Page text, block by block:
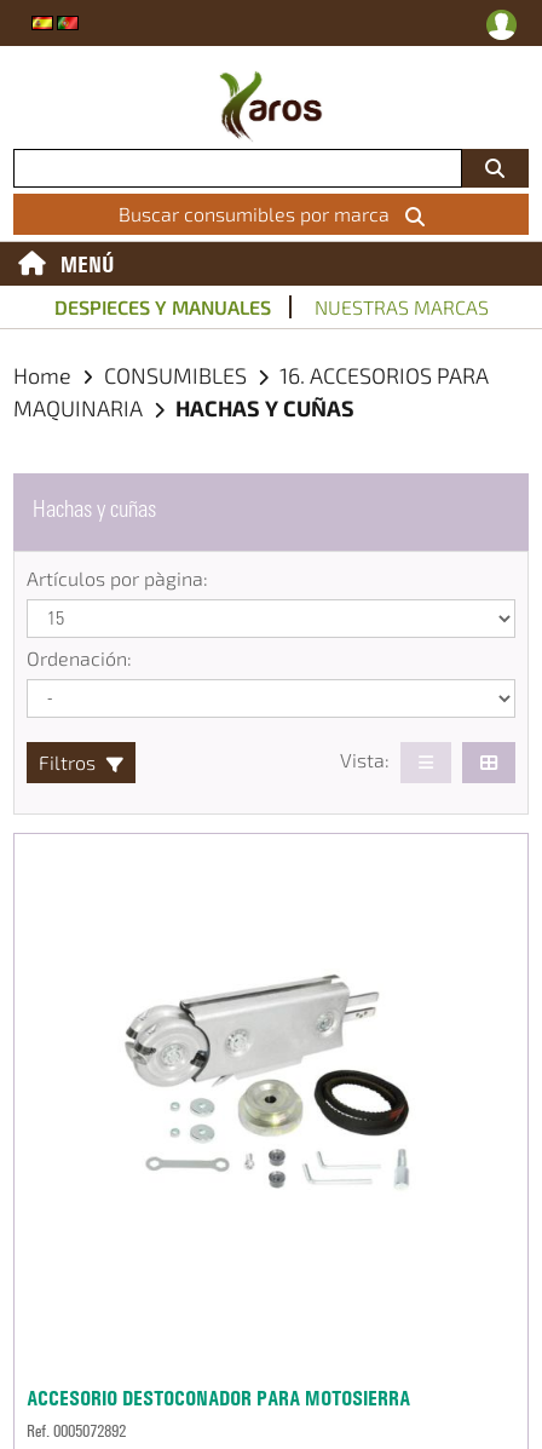
Buscar consumibles por marca
MENÚ
DESPIECES Y MANUALES NUESTRAS MARCAS
Home CONSUMIBLES
16. ACCESORIOS PARA
MAQUINARIA
HACHAS Y CUÑAS
Hachas y cuñas
Artículos por pàgina:
Ordenación:
Filtros Vista:
ACCESORIO DESTOCONADOR PARA MOTOSIERRA
Ref. 0005072892